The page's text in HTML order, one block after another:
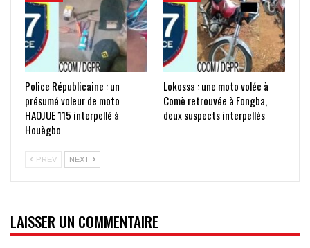
Police Républicaine : un
présumé voleur de moto
HAOJUE 115 interpellé à
Houègbo
Lokossa : une moto volée à
Comè retrouvée à Fongba,
deux suspects interpellés
PREV NEXT
LAISSER UN COMMENTAIRE